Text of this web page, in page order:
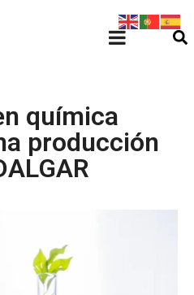
química
producción